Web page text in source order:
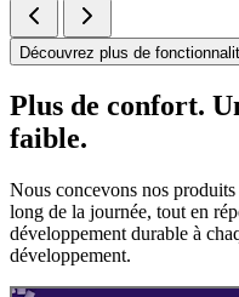
Découvrez plus de
Plus de confort.
faible.
Nous concevons nos
long de la journée, tout en
développement durable à
développement.